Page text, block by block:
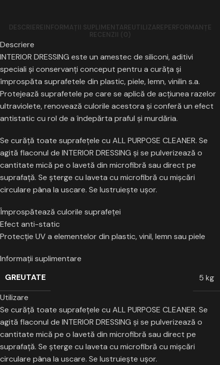
DESCRIEREINFORMAȚII SUPLIMENTAREUTILIZAREPERFORMANȚE
RECENZII (0)
Descriere
INTERIOR DRESSING este un amestec de siliconi, aditivi
speciali şi conservanți conceput pentru a curăța și
împrospăta suprafetele din plastic, piele, lemn, vinilin s.a.
Protejează suprafetele pe care se aplică de acțiunea razelor
ultraviolete, renovează culorile acestora şi conferă un efect
antistatic cu rol de a îndepărta praful și murdăria.
Se curăță toate suprafețele cu ALL PURPOSE CLEANER. Se
agită flaconul de INTERIOR DRESSING şi se pulverizează o
cantitate mică pe o lavetă din microfibră sau direct pe
suprafață. Se şterge cu laveta cu microfibră cu mişcări
circulare pâna la uscare. Se lustruieşte uşor.
Împrospătează culorile suprafeţei
Efect anti-static
Protecţie UV a elementelor din plastic, vinil, lemn sau piele
Informații suplimentare
GREUTATE
5 kg
Utilizare
Se curăță toate suprafețele cu ALL PURPOSE CLEANER. Se
agită flaconul de INTERIOR DRESSING şi se pulverizează o
cantitate mică pe o lavetă din microfibră sau direct pe
suprafață. Se şterge cu laveta cu microfibră cu mişcări
circulare pâna la uscare. Se lustruieşte uşor.